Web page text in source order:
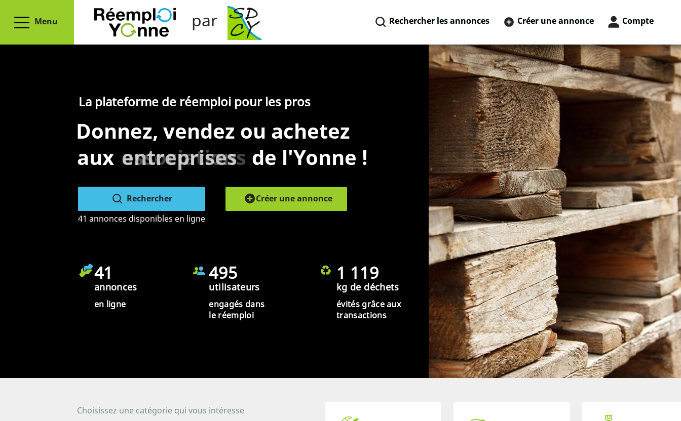
Menu par Rechercher les annonces Créer une annonce Compte
La plateforme de réemploi pour les pros
Donnez, vendez ou achetez
aux collectivités de l'Yonne !
Rechercher
41 annonces disponibles en ligne
Créer une annonce
41
annonces
en ligne
495
utilisateurs
engagés dans
le réemploi
1 119
kg de déchets
évités grâce aux
transactions
Choisissez une catégorie qui vous intéresse